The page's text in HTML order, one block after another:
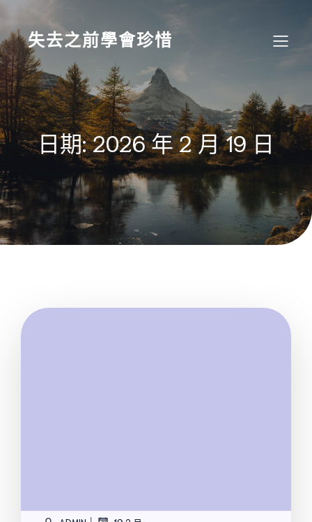
content
失去之前學會珍惜
日期:2026 年 2 月 19 日